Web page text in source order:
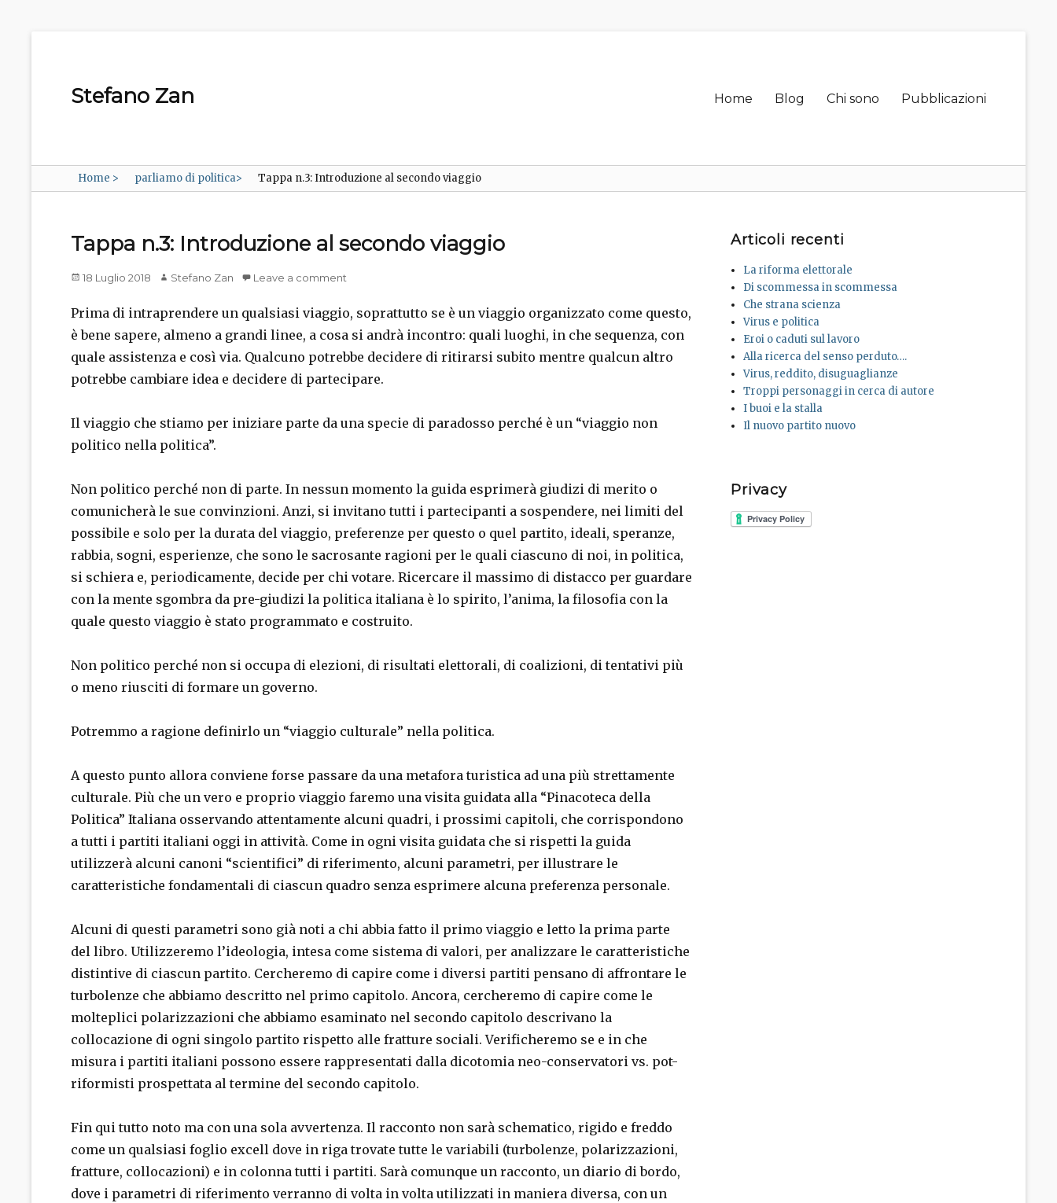
Stefano Zan
Primary
Home Blog Chi sono Pubblicazioni
Home > parliamo di politica> Tappa n.3: Introduzione al secondo viaggio
Tappa n.3: Introduzione al secondo viaggio
Posted
18 Luglio 2018 Author
Stefano Zan Leave a comment
Prima di intraprendere un qualsiasi viaggio, soprattutto se è un viaggio organizzato come questo,
è bene sapere, almeno a grandi linee, a cosa si andrà incontro: quali luoghi, in che sequenza, con
quale assistenza e così via. Qualcuno potrebbe decidere di ritirarsi subito mentre qualcun altro
potrebbe cambiare idea e decidere di partecipare.
Il viaggio che stiamo per iniziare parte da una specie di paradosso perché è un “viaggio non
politico nella politica”.
Non politico perché non di parte. In nessun momento la guida esprimerà giudizi di merito o
comunicherà le sue convinzioni. Anzi, si invitano tutti i partecipanti a sospendere, nei limiti del
possibile e solo per la durata del viaggio, preferenze per questo o quel partito, ideali, speranze,
rabbia, sogni, esperienze, che sono le sacrosante ragioni per le quali ciascuno di noi, in politica,
si schiera e, periodicamente, decide per chi votare. Ricercare il massimo di distacco per guardare
con la mente sgombra da pre-giudizi la politica italiana è lo spirito, l’anima, la filosofia con la
quale questo viaggio è stato programmato e costruito.
Non politico perché non si occupa di elezioni, di risultati elettorali, di coalizioni, di tentativi più
o meno riusciti di formare un governo.
Potremmo a ragione definirlo un “viaggio culturale” nella politica.
A questo punto allora conviene forse passare da una metafora turistica ad una più strettamente
culturale. Più che un vero e proprio viaggio faremo una visita guidata alla “Pinacoteca della
Politica” Italiana osservando attentamente alcuni quadri, i prossimi capitoli, che corrispondono
a tutti i partiti italiani oggi in attività. Come in ogni visita guidata che si rispetti la guida
utilizzerà alcuni canoni “scientifici” di riferimento, alcuni parametri, per illustrare le
caratteristiche fondamentali di ciascun quadro senza esprimere alcuna preferenza personale.
Alcuni di questi parametri sono già noti a chi abbia fatto il primo viaggio e letto la prima parte
del libro. Utilizzeremo l’ideologia, intesa come sistema di valori, per analizzare le caratteristiche
distintive di ciascun partito. Cercheremo di capire come i diversi partiti pensano di affrontare le
turbolenze che abbiamo descritto nel primo capitolo. Ancora, cercheremo di capire come le
molteplici polarizzazioni che abbiamo esaminato nel secondo capitolo descrivano la
collocazione di ogni singolo partito rispetto alle fratture sociali. Verificheremo se e in che
misura i partiti italiani possono essere rappresentati dalla dicotomia neo-conservatori vs. pot-
riformisti prospettata al termine del secondo capitolo.
Fin qui tutto noto ma con una sola avvertenza. Il racconto non sarà schematico, rigido e freddo
come un qualsiasi foglio excell dove in riga trovate tutte le variabili (turbolenze, polarizzazioni,
fratture, collocazioni) e in colonna tutti i partiti. Sarà comunque un racconto, un diario di bordo,
dove i parametri di riferimento verranno di volta in volta utilizzati in maniera diversa, con un
Articoli recenti
La riforma elettorale
Di scommessa in scommessa
Che strana scienza
Virus e politica
Eroi o caduti sul lavoro
Alla ricerca del senso perduto….
Virus, reddito, disuguaglianze
Troppi personaggi in cerca di autore
I buoi e la stalla
Il nuovo partito nuovo
Privacy